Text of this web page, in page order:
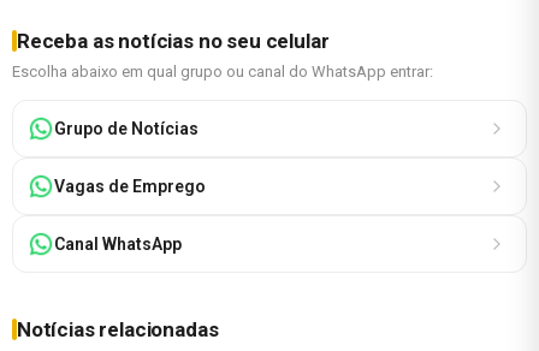
Receba as notícias no seu celular
Escolha abaixo em qual grupo ou canal do WhatsApp entrar:
Grupo de Notícias
Vagas de Emprego
Canal WhatsApp
Notícias relacionadas